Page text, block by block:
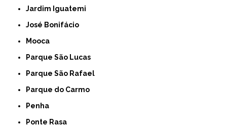
Jardim Iguatemi
José Bonifácio
Mooca
Parque São Lucas
Parque São Rafael
Parque do Carmo
Penha
Ponte Rasa